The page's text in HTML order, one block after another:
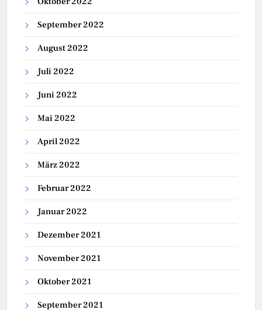
September 2022
August 2022
Juli 2022
Juni 2022
Mai 2022
April 2022
März 2022
Februar 2022
Januar 2022
Dezember 2021
November 2021
Oktober 2021
September 2021